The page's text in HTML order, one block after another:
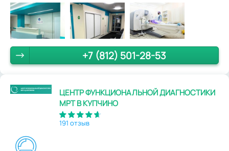
+7 (812) 501-28-53
ЦЕНТР ФУНКЦИОНАЛЬНОЙ ДИАГНОСТИКИ
МРТ В КУПЧИНО
191 отзыв